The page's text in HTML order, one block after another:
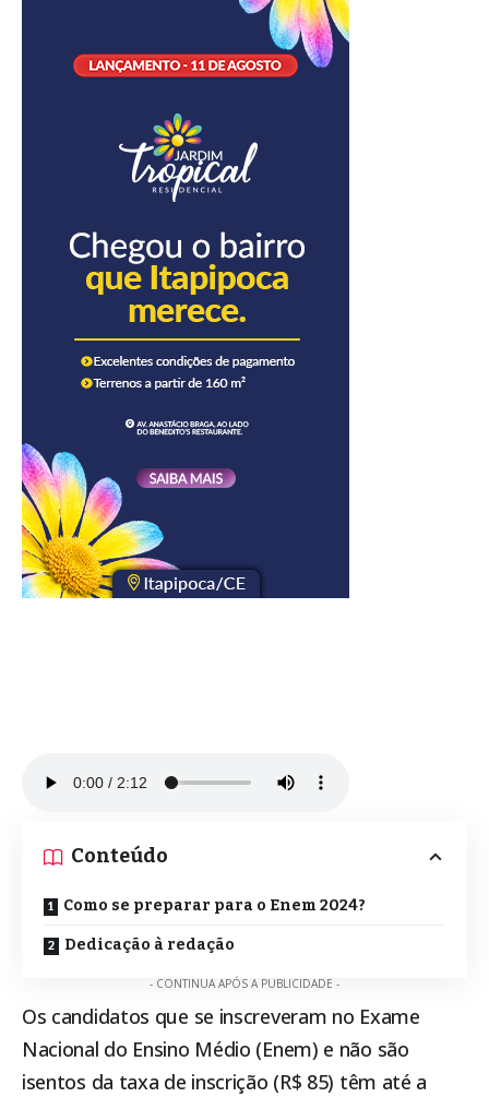
Conteúdo
Como se preparar para o Enem 2024?
Dedicação à redação
- CONTINUA APÓS A PUBLICIDADE -
Os candidatos que se inscreveram no Exame
Nacional do Ensino Médio (Enem) e não são
isentos da taxa de inscrição (R$ 85) têm até a